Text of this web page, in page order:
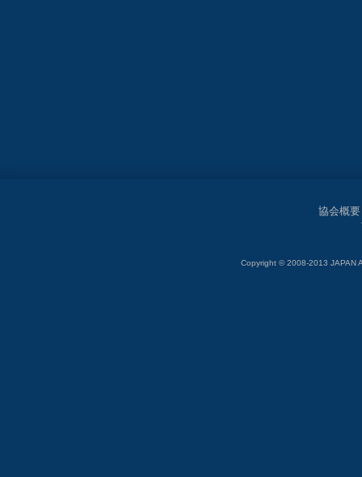
協会概要
Copyright © 2008-2013 JAPAN